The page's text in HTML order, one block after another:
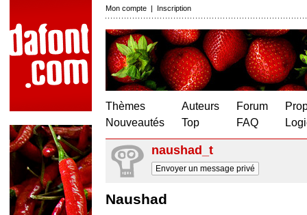
Mon compte | Inscription
Thèmes
Nouveautés
Auteurs
Top
Forum
FAQ
naushad_t
Envoyer un message privé
Naushad